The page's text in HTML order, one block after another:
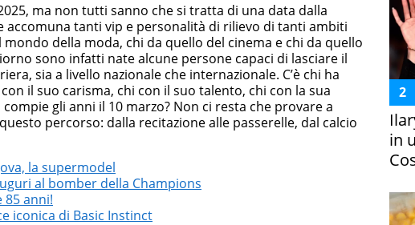
è presidente dell'Associazione Culturale "La Biblioteca del Sannio".
ma non tutti sanno che si tratta di una data dalla
accomuna tanti vip e personalità di rilievo di tanti ambiti
mondo della moda, chi da quello del cinema e chi da quello
sono infatti nate alcune persone capaci di lasciare il
sia a livello nazionale che internazionale. C’è chi ha
il suo carisma, chi con il suo talento, chi con la sua
gli anni il 10 marzo? Non ci resta che provare a
percorso: dalla recitazione alle passerelle, dal calcio
la supermodel
al bomber della Champions
85 anni!
iconica di Basic Instinct
in